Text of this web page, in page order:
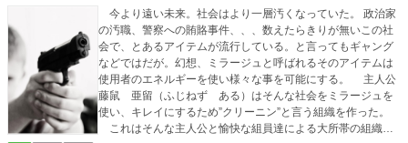
今より遠い未来。社会はより一層汚くなっていた。 政治家
の汚職、警察への賄賂事件、、、数えたらきりが無いこの社
会で、とあるアイテムが流行している。と言ってもギャング
などではだが。幻想、ミラージュと呼ばれるそのアイテムは
使用者のエネルギーを使い様々な事を可能にする。 主人公
藤鼠 亜留（ふじねず ある）はそんな社会をミラージュを
使い、キレイにするため”クリーニン”と言う組織を作った。
これはそんな主人公と愉快な組員達による大所帯の組織に